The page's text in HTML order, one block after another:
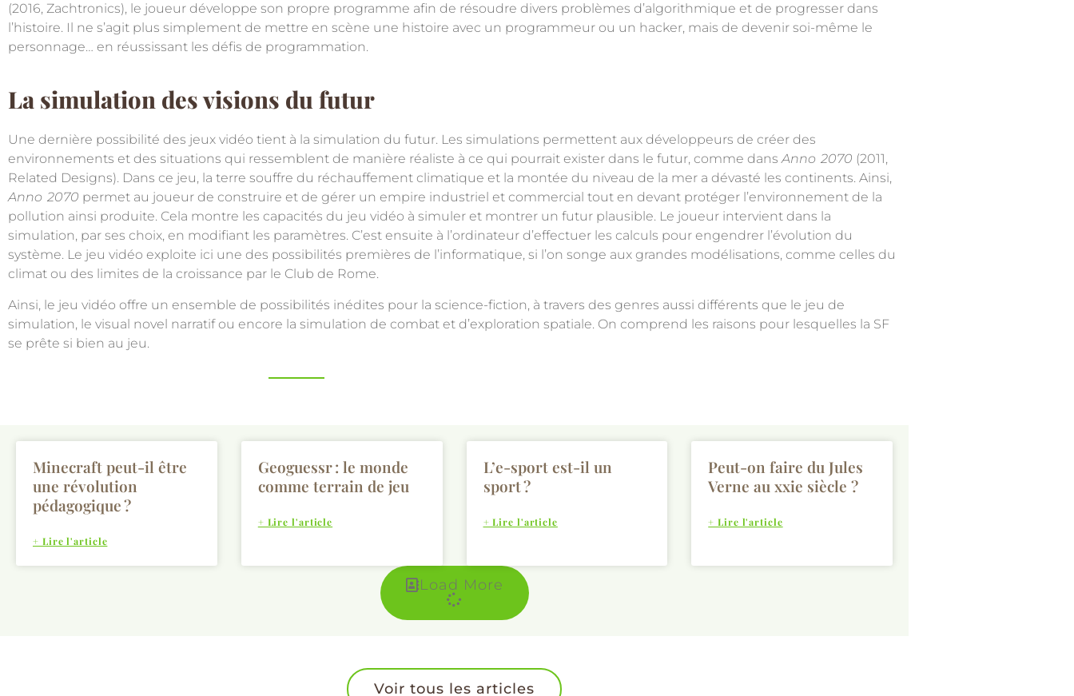
(2016, Zachtronics), le joueur développe son propre programme afin de résoudre divers problèmes d’algorithmique et de progresser dans
l’histoire. Il ne s’agit plus simplement de mettre en scène une histoire avec un programmeur ou un hacker, mais de devenir soi-même le
personnage… en réussissant les défis de programmation.
La simulation des visions du futur
Une dernière possibilité des jeux vidéo tient à la simulation du futur. Les simulations permettent aux développeurs de créer des
environnements et des situations qui ressemblent de manière réaliste à ce qui pourrait exister dans le futur, comme dansAnno 2070 (2011,
Related Designs). Dans ce jeu, la terre souffre du réchauffement climatique et la montée du niveau de la mer a dévasté les continents. Ainsi,
Anno 2070 permet au joueur de construire et de gérer un empire industriel et commercial tout en devant protéger l’environnement de la
pollution ainsi produite. Cela montre les capacités du jeu vidéo à simuler et montrer un futur plausible. Le joueur intervient dans la
simulation, par ses choix, en modifiant les paramètres. C’est ensuite à l’ordinateur d’effectuer les calculs pour engendrer l’évolution du
système. Le jeu vidéo exploite ici une des possibilités premières de l’informatique, si l’on songe aux grandes modélisations, comme celles du
climat ou des limites de la croissance par le Club de Rome.
Ainsi, le jeu vidéo offre un ensemble de possibilités inédites pour la science-fiction, à travers des genres aussi différents que le jeu de
simulation, le visual novel narratif ou encore la simulation de combat et d’exploration spatiale. On comprend les raisons pour lesquelles la SF
se prête si bien au jeu.
Minecraft peut-il être
une révolution
pédagogique ?
+ Lire l'article
Geoguessr : le monde
comme terrain de jeu
+ Lire l'article
L’e-sport est-il un
sport ?
+ Lire l'article
Peut-on faire du Jules
Verne au xxie siècle ?
+ Lire l'article
Load More
Voir tous les articles